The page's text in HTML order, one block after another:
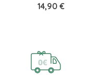
Prix
14,90 €